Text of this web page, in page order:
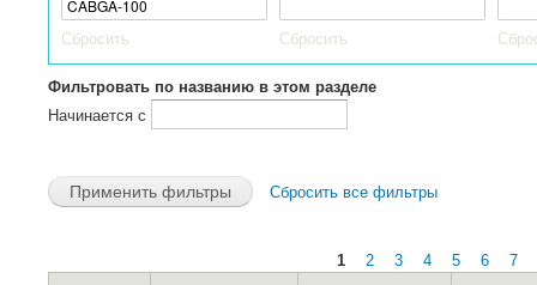
Сбросить Сбросить
Фильтровать по названию в этом разделе
Начинается с
Сбросить все фильтры
Страницы
1 2 3 4 5 6 7